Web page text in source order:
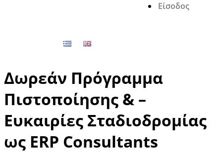
Είσοδος
Δωρεάν Πρόγραμμα
Πιστοποίησης & –
Ευκαιρίες Σταδιοδρομίας
ως ERP Consultants